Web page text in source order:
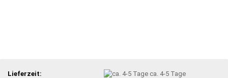
Lieferzeit: ca. 4-5 Tage